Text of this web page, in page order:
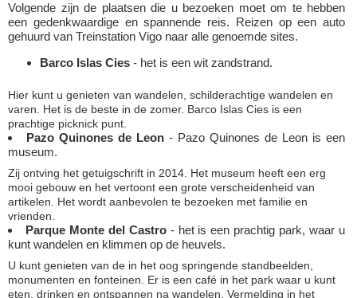
Volgende zijn de plaatsen die u bezoeken moet om te hebben
een gedenkwaardige en spannende reis. Reizen op een auto
gehuurd van Treinstation Vigo naar alle genoemde sites.
Barco Islas Cies - het is een wit zandstrand.
Hier kunt u genieten van wandelen, schilderachtige wandelen en
varen. Het is de beste in de zomer. Barco Islas Cies is een
prachtige picknick punt.
Pazo Quinones de Leon - Pazo Quinones de Leon is een
museum.
Zij ontving het getuigschrift in 2014. Het museum heeft een erg
mooi gebouw en het vertoont een grote verscheidenheid van
artikelen. Het wordt aanbevolen te bezoeken met familie en
vrienden.
Parque Monte del Castro- het is een prachtig park, waar u
kunt wandelen en klimmen op de heuvels.
U kunt genieten van de in het oog springende standbeelden,
monumenten en fonteinen. Er is een café in het park waar u kunt
eten, drinken en ontspannen na wandelen. Vermelding in het